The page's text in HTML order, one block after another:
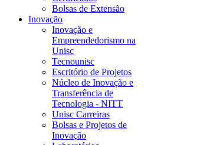
Bolsas de Extensão
Inovação
Inovação e
Empreendedorismo na
Unisc
Tecnounisc
Escritório de Projetos
Núcleo de Inovação e
Transferência de
Tecnologia - NITT
Unisc Carreiras
Bolsas e Projetos de
Inovação